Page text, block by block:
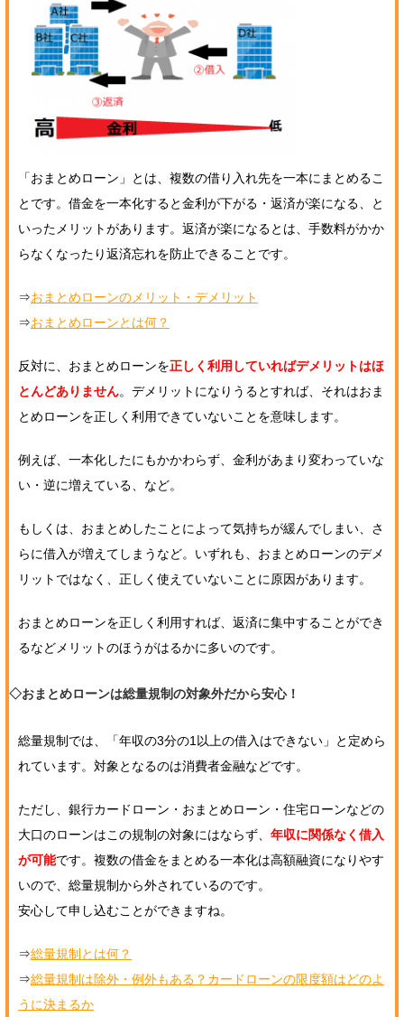
「おまとめローン」とは、複数の借り入れ先を一本にまとめるこ
とです。借金を一本化すると金利が下がる・返済が楽になる、と
いったメリットがあります。返済が楽になるとは、手数料がかか
らなくなったり返済忘れを防止できることです。
⇒おまとめローンのメリット・デメリット
⇒おまとめローンとは何？
反対に、おまとめローンを正しく利用していればデメリットはほ
とんどありません。デメリットになりうるとすれば、それはおま
とめローンを正しく利用できていないことを意味します。
例えば、一本化したにもかかわらず、金利があまり変わっていな
い・逆に増えている、など。
もしくは、おまとめしたことによって気持ちが緩んでしまい、さ
らに借入が増えてしまうなど。いずれも、おまとめローンのデメ
リットではなく、正しく使えていないことに原因があります。
おまとめローンを正しく利用すれば、返済に集中することができ
るなどメリットのほうがはるかに多いのです。
◇おまとめローンは総量規制の対象外だから安心！
総量規制では、「年収の3分の1以上の借入はできない」と定めら
れています。対象となるのは消費者金融などです。
ただし、銀行カードローン・おまとめローン・住宅ローンなどの
大口のローンはこの規制の対象にはならず、 年収に関係なく借入
が可能です。複数の借金をまとめる一本化は高額融資になりやす
いので、総量規制から外されているのです。
安心して申し込むことができますね。
⇒総量規制とは何？
⇒総量規制は除外・例外もある？カードローンの限度額はどのよ
うに決まるか